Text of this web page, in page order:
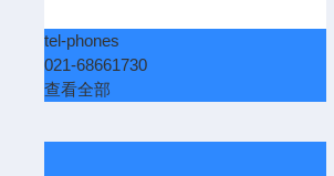
tel-phones
021-68661730
查看全部